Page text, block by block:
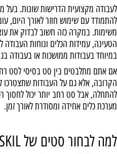
לעבודה מקצועית הדרישות שונות. בעל
להתמודד עם שימוש חוזר לאורך היום,
משימות. במקרה כזה חשוב לבדוק את
הטעינה, עמידות הכלים ונוחות
במיוחד בעבודות ממושכות או בעבודה
אם אתם מתלבטים בין סט בסיסי לסט
הקרובה, אלא גם על העבודות
להתחלה, אבל סט רחב יותר יכול לחסוך
מערכת כלים אחידה ומסודרת לאורך זמן.
למה לבחור סטים של SKIL?